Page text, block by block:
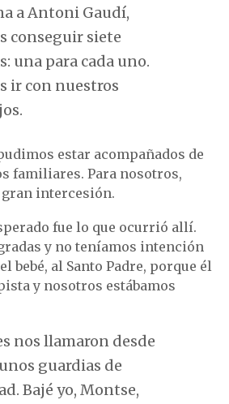
a Antoni Gaudí,
conseguir siete
una para cada uno.
ir con nuestros
estar acompañados de
familiares. Para nosotros,
gran intercesión.
fue lo que ocurrió allí.
y no teníamos intención
bebé, al Santo Padre, porque él
y nosotros estábamos
nos llamaron desde
guardias de
Bajé yo, Montse,